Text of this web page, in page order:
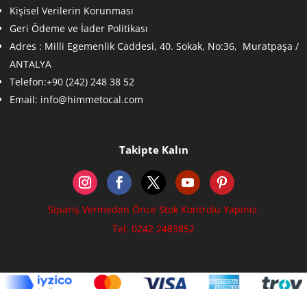
Kişisel Verilerin Korunması
Geri Ödeme ve İader Politikası
Adres : Milli Egemenlik Caddesi, 40. Sokak, No:36, Muratpaşa /
ANTALYA
Telefon:+90 (242) 248 38 52
Email: info@himmetocal.com
Takipte Kalın
Sipariş Vermeden Önce Stok Kontrolu Yapınız.
Tel: 0242 2483852